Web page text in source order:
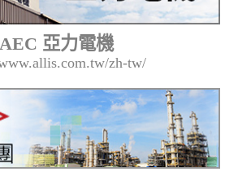
AEC 亞力電機
zh-tw/